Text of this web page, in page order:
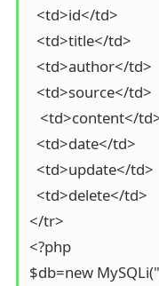
  <td>id</td>
  <td>title</td>
  <td>author</td>
  <td>source</td>
<td>content</
  <td>date</td>
  <td>update</td>
  <td>delete</td>
</tr>
<?php
$db=new